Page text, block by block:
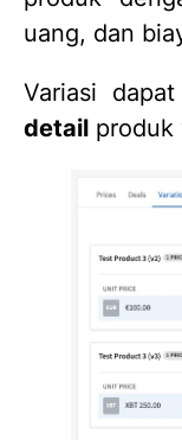
uang, dan
Variasi
detail produk